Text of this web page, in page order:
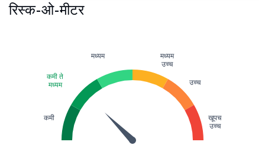
रिस्क-ओ-मीटर
कमी
कमी ते
मध्यम
मध्यम
मध्यम
उच्च
उच्च
खूपच
उच्च